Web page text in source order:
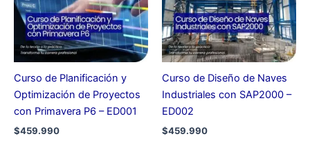
Curso de Planificación y
Optimización de Proyectos
con Primavera P6 – ED001
$459.990
Curso de Diseño de Naves
Industriales con SAP2000 –
ED002
$459.990